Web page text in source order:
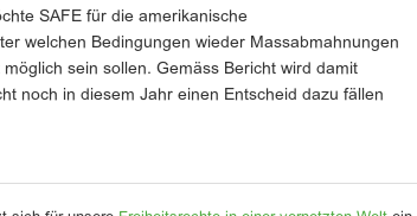
SAFE für die amerikanische
welchen Bedingungen wieder Massabmahnungen
sein sollen. Gemäss Bericht wird damit
noch in diesem Jahr einen Entscheid dazu fällen